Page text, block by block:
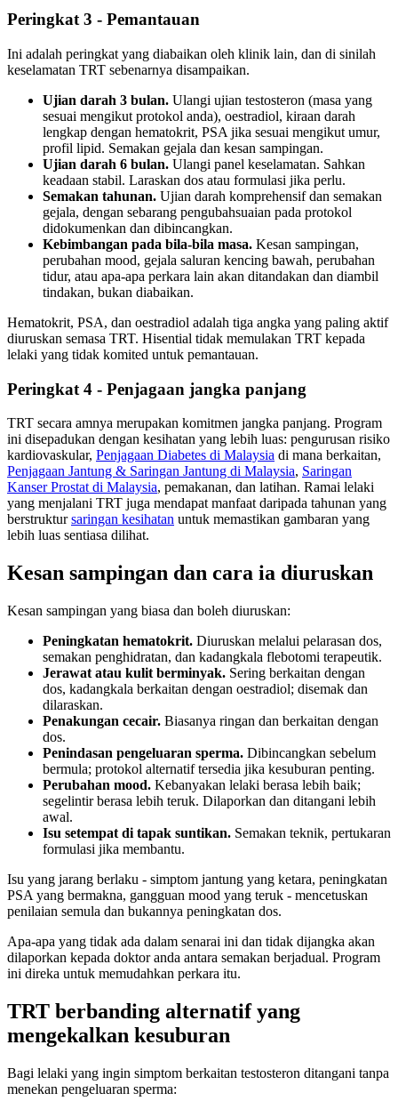
Peringkat 3 - Pemantauan
Ini adalah peringkat yang diabaikan oleh klinik lain, dan di sinilah
keselamatan TRT sebenarnya disampaikan.
Ujian darah 3 bulan. Ulangi ujian testosteron (masa yang
sesuai mengikut protokol anda), oestradiol, kiraan darah
lengkap dengan hematokrit, PSA jika sesuai mengikut umur,
profil lipid. Semakan gejala dan kesan sampingan.
Ujian darah 6 bulan. Ulangi panel keselamatan. Sahkan
keadaan stabil. Laraskan dos atau formulasi jika perlu.
Semakan tahunan. Ujian darah komprehensif dan semakan
gejala, dengan sebarang pengubahsuaian pada protokol
didokumenkan dan dibincangkan.
Kebimbangan pada bila-bila masa. Kesan sampingan,
perubahan mood, gejala saluran kencing bawah, perubahan
tidur, atau apa-apa perkara lain akan ditandakan dan diambil
tindakan, bukan diabaikan.
Hematokrit, PSA, dan oestradiol adalah tiga angka yang paling aktif
diuruskan semasa TRT. Hisential tidak memulakan TRT kepada
lelaki yang tidak komited untuk pemantauan.
Peringkat 4 - Penjagaan jangka panjang
TRT secara amnya merupakan komitmen jangka panjang. Program
ini disepadukan dengan kesihatan yang lebih luas: pengurusan risiko
kardiovaskular, Penjagaan Diabetes di Malaysia di mana berkaitan,
Penjagaan Jantung & Saringan Jantung di Malaysia, Saringan
Kanser Prostat di Malaysia, pemakanan, dan latihan. Ramai lelaki
yang menjalani TRT juga mendapat manfaat daripada tahunan yang
berstruktursaringan kesihatan untuk memastikan gambaran yang
lebih luas sentiasa dilihat.
Kesan sampingan dan cara ia diuruskan
Kesan sampingan yang biasa dan boleh diuruskan:
Peningkatan hematokrit. Diuruskan melalui pelarasan dos,
semakan penghidratan, dan kadangkala flebotomi terapeutik.
Jerawat atau kulit berminyak. Sering berkaitan dengan
dos, kadangkala berkaitan dengan oestradiol; disemak dan
dilaraskan.
Penakungan cecair. Biasanya ringan dan berkaitan dengan
dos.
Penindasan pengeluaran sperma. Dibincangkan sebelum
bermula; protokol alternatif tersedia jika kesuburan penting.
Perubahan mood. Kebanyakan lelaki berasa lebih baik;
segelintir berasa lebih teruk. Dilaporkan dan ditangani lebih
awal.
Isu setempat di tapak suntikan. Semakan teknik, pertukaran
formulasi jika membantu.
Isu yang jarang berlaku - simptom jantung yang ketara, peningkatan
PSA yang bermakna, gangguan mood yang teruk - mencetuskan
penilaian semula dan bukannya peningkatan dos.
Apa-apa yang tidak ada dalam senarai ini dan tidak dijangka akan
dilaporkan kepada doktor anda antara semakan berjadual. Program
ini direka untuk memudahkan perkara itu.
TRT berbanding alternatif yang
mengekalkan kesuburan
Bagi lelaki yang ingin simptom berkaitan testosteron ditangani tanpa
menekan pengeluaran sperma: